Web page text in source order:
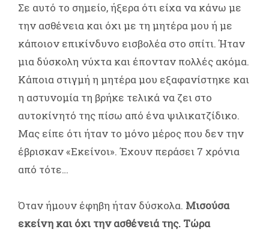
Σε αυτό το σημείο, ήξερα ότι είχα να κάνω με
την ασθένεια και όχι με τη μητέρα μου ή με
κάποιον επικίνδυνο εισβολέα στο σπίτι. Ήταν
μια δύσκολη νύχτα και έπονταν πολλές ακόμα.
Κάποια στιγμή η μητέρα μου εξαφανίστηκε και
η αστυνομία τη βρήκε τελικά να ζει στο
αυτοκίνητό της πίσω από ένα ψιλικατζίδικο.
Μας είπε ότι ήταν το μόνο μέρος που δεν την
έβρισκαν «Εκείνοι». Έχουν περάσει 7 χρόνια
από τότε…
Όταν ήμουν έφηβη ήταν δύσκολα. Μισούσα
εκείνη και όχι την ασθένειά της. Τώρα